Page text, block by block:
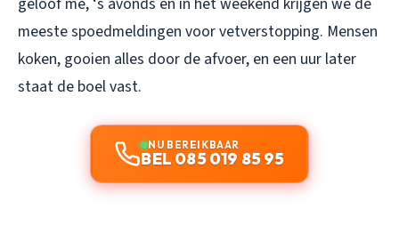
meeste spoedmeldingen voor vetverstopping. Mensen
koken, gooien alles door de afvoer, en een uur later
staat de boel vast.
NU BEREIKBAAR
BEL 085 019 85 95